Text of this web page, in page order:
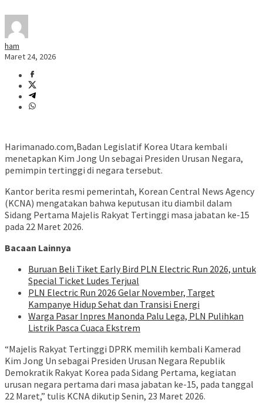
ham
Maret 24, 2026
Harimanado.com,Badan Legislatif Korea Utara kembali
menetapkan Kim Jong Un sebagai Presiden Urusan Negara,
pemimpin tertinggi di negara tersebut.
Kantor berita resmi pemerintah, Korean Central News Agency
(KCNA) mengatakan bahwa keputusan itu diambil dalam
Sidang Pertama Majelis Rakyat Tertinggi masa jabatan ke-15
pada 22 Maret 2026.
Bacaan Lainnya
Buruan Beli Tiket Early Bird PLN Electric Run 2026, untuk
Special Ticket Ludes Terjual
PLN Electric Run 2026 Gelar November, Target
Kampanye Hidup Sehat dan Transisi Energi
Warga Pasar Inpres Manonda Palu Lega, PLN Pulihkan
Listrik Pasca Cuaca Ekstrem
“Majelis Rakyat Tertinggi DPRK memilih kembali Kamerad
Kim Jong Un sebagai Presiden Urusan Negara Republik
Demokratik Rakyat Korea pada Sidang Pertama, kegiatan
urusan negara pertama dari masa jabatan ke-15, pada tanggal
22 Maret,” tulis KCNA dikutip Senin, 23 Maret 2026.